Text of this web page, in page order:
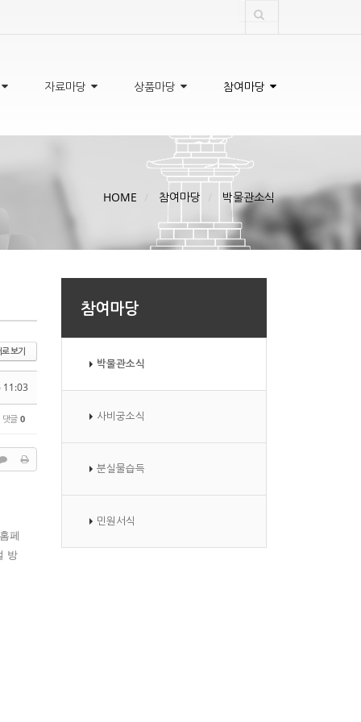
자료마당 상품마당 참여마당
HOME 참여마당 박물관소식
보기
11:03
댓글 0
페
방
참여마당
박물관소식
사비궁소식
분실물습득
민원서식